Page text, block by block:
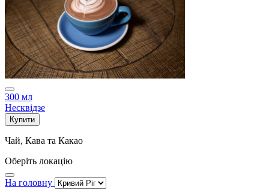
300 мл
Несквідзе
Купити
Чай, Кава та Какао
Оберіть локацію
На головну